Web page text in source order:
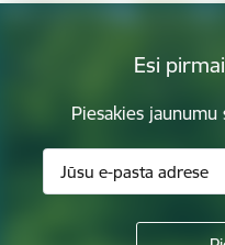
Esi
Piesakies jaunumu